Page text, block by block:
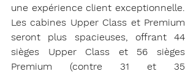
une expérience client exceptionnelle.
Les cabines Upper Class et Premium
seront plus spacieuses, offrant 44
sièges Upper Class et 56 sièges
Premium (contre 31 et 35